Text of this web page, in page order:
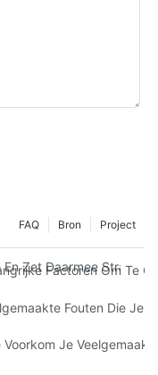
Project
Bron
FAQ
Zet Daarmee
Factoren Om Te
Outdoor And Tech
Fouten Die Je
LED-Lineaire
Voorkom Je